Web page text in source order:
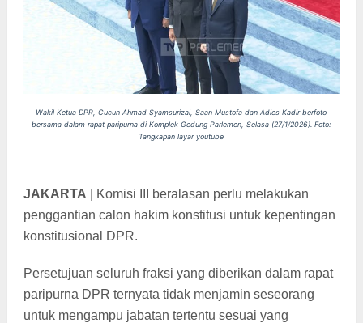
Wakil Ketua DPR, Cucun Ahmad Syamsurizal, Saan Mustofa dan Adies Kadir berfoto
bersama dalam rapat paripurna di Komplek Gedung Parlemen, Selasa (27/1/2026). Foto:
Tangkapan layar youtube
JAKARTA | Komisi III beralasan perlu melakukan
penggantian calon hakim konstitusi untuk kepentingan
konstitusional DPR.
Persetujuan seluruh fraksi yang diberikan dalam rapat
paripurna DPR ternyata tidak menjamin seseorang
untuk mengampu jabatan tertentu sesuai yang